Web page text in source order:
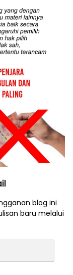
blog ini
baru melalui